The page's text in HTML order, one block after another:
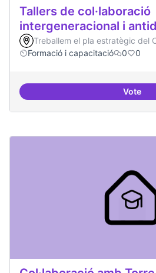
Tallers de col·laboració
intergeneracional i
Treballem el pla estratègic del
Formació i capacitació
0 0
Vote